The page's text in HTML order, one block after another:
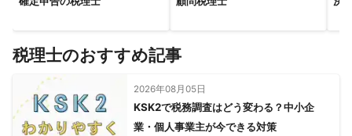
税理士のおすすめ記事
2026年08月05日
KSK2で税務調査はどう変わる？中小企
業・個人事業主が今できる対策